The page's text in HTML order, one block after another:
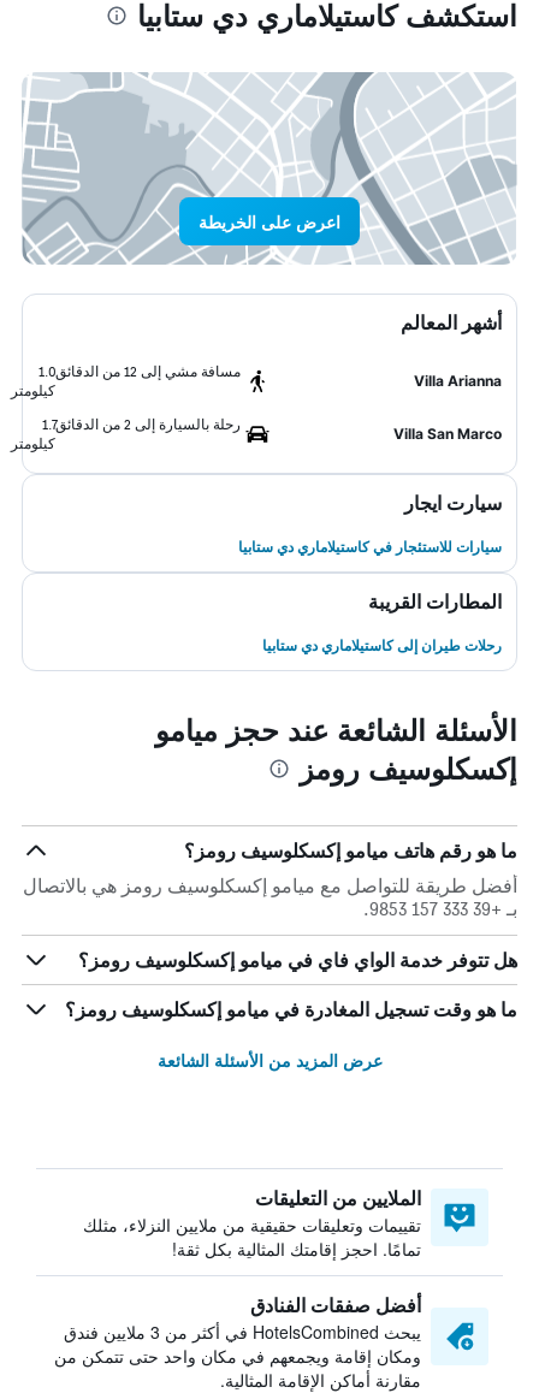
استكشف كاستيلاماري دي ستابيا
اعرض على الخريطة
أشهر المعالم
Villa Arianna
مسافة مشي إلى 12 من الدقائق
1.0
كيلومتر
Villa San Marco
رحلة بالسيارة إلى 2 من الدقائق
1.7
كيلومتر
سيارت ايجار
سيارات للاستئجار في كاستيلاماري دي ستابيا
المطارات القريبة
رحلات طيران إلى كاستيلاماري دي ستابيا
الأسئلة الشائعة عند حجز ميامو
إكسكلوسيف رومز
ما هو رقم هاتف ميامو إكسكلوسيف رومز؟
أفضل طريقة للتواصل مع ميامو إكسكلوسيف رومز هي بالاتصال
بـ +39 333 157 9853.
هل تتوفر خدمة الواي فاي في ميامو إكسكلوسيف رومز؟
ما هو وقت تسجيل المغادرة في ميامو إكسكلوسيف رومز؟
عرض المزيد من الأسئلة الشائعة
الملايين من التعليقات
تقييمات وتعليقات حقيقية من ملايين النزلاء، مثلك
تمامًا. احجز إقامتك المثالية بكل ثقة!
أفضل صفقات الفنادق
يبحث HotelsCombined في أكثر من 3 ملايين فندق
ومكان إقامة ويجمعهم في مكان واحد حتى تتمكن من
مقارنة أماكن الإقامة المثالية.